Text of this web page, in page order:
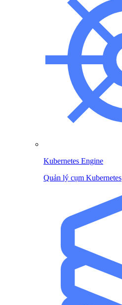
Kubernetes Engine
Quản lý cụm Kubernetes